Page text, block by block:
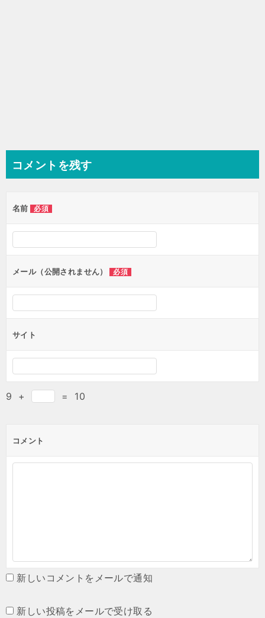
コメントを残す
名前 必須
メール（公開されません） 必須
サイト
9 + = 10
コメント
新しいコメントをメールで通知
新しい投稿をメールで受け取る